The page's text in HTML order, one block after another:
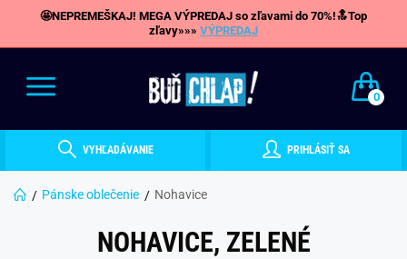
🤩NEPREMEŠKAJ! MEGA VÝPREDAJ so zľavami do 70%!🔝Top
zľavy»»» VÝPREDAJ
0
VYHĽADÁVANIE PRIHLÁSIŤ SA
Pánske oblečenie Nohavice
NOHAVICE, ZELENÉ